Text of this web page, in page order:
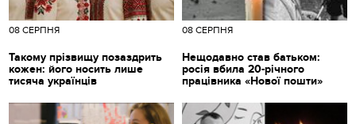
08 СЕРПНЯ
Такому прізвищу позаздрить
кожен: його носить лише
тисяча українців
08 СЕРПНЯ
Нещодавно став батьком:
росія вбила 20-річного
працівника «Нової пошти»